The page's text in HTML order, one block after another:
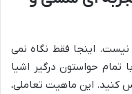
نیست. اینجا فقط نگاه نمی
تمام حواستون درگیر اشیا
این ماهیت تعاملی،